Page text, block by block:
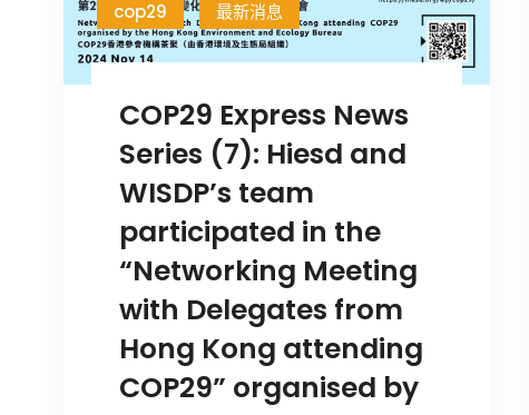
cop29 最新消息
COP29 Express News
Series (7): Hiesd and
WISDP’s team
participated in the
“Networking Meeting
with Delegates from
Hong Kong attending
COP29” organised by